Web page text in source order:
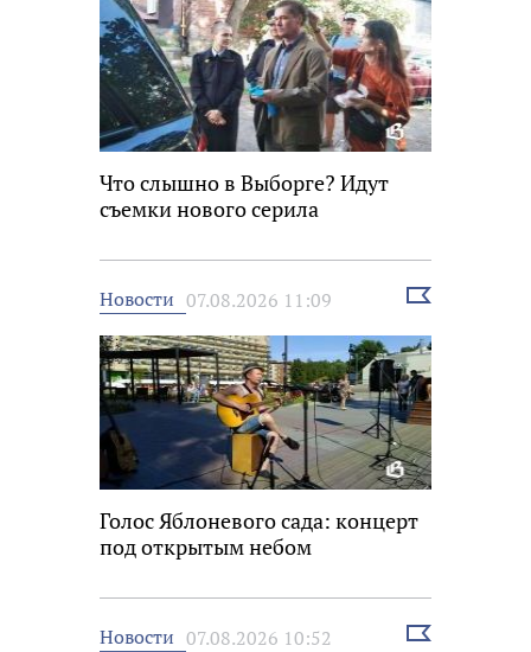
Что слышно в Выборге? Идут
съемки нового серила
Новости 07.08.2026 11:09
Выбрать
Голос Яблоневого сада: концерт
под открытым небом
Новости 07.08.2026 10:52
Выбрать